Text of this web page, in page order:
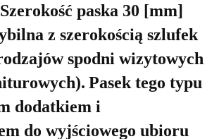
Szerokość paska 30 [mm]
z szerokością szlufek
spodni wizytowych
Pasek tego typu
dodatkiem i
do wyjściowego ubioru